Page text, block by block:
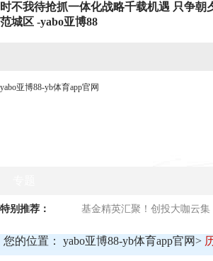
时不我待抢抓一体化战略千载机遇 只争朝
范城区 -yabo亚博88
yabo亚博88-yb体育app官网
特别推荐： 基金精英汇聚！创投大咖云集
您的位置： yabo亚博88-yb体育app官网>